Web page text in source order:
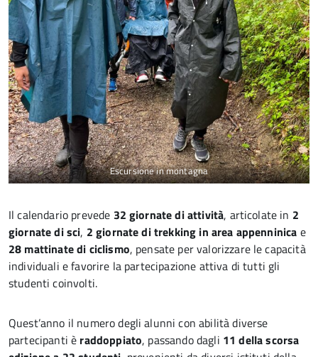
Escursione in montagna
Il calendario prevede 32 giornate di attività, articolate in 2
giornate di sci, 2 giornate di trekking in area appenninica e
28 mattinate di ciclismo, pensate per valorizzare le capacità
individuali e favorire la partecipazione attiva di tutti gli
studenti coinvolti.
Quest’anno il numero degli alunni con abilità diverse
partecipanti è raddoppiato, passando dagli 11 della scorsa